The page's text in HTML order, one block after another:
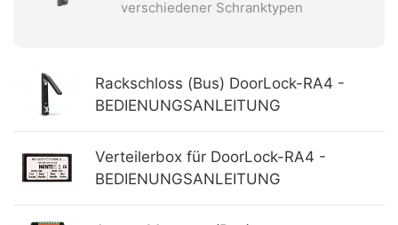
verschiedener Schranktypen
Rackschloss (Bus) DoorLock-RA4 -
BEDIENUNGSANLEITUNG
Verteilerbox für DoorLock-RA4 -
BEDIENUNGSANLEITUNG